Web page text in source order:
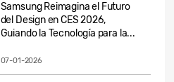
Samsung Reimagina el Futuro
del Design en CES 2026,
Guiando la Tecnología para la...
07-01-2026